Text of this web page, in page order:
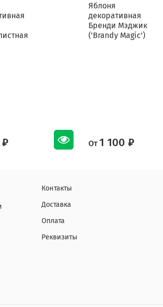
₽
Яблоня
декоративная
Бренди Мэджик
('Brandy Magic')
От 1 100 ₽
Контакты
Доставка
Оплата
Реквизиты